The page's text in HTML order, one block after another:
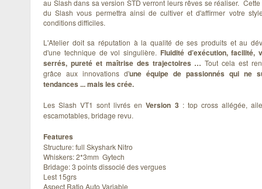
au Slash dans sa version STD verront leurs rêves se réaliser.
du Slash vous permettra ainsi de cultiver et d'affirmer votre
conditions difficiles.
L'Atelier doit sa réputation à la qualité de ses produits et au
d'une technique de vol singulière. Fluidité d’exécution, facilité,
serrés, pureté et maîtrise des trajectoires … Tout cela est
grâce aux innovations d'une équipe de passionnés qui ne
tendances ... mais les crée.
Les Slash VT1 sont livrés enVersion 3: top cross allégée,
escamotables, bridage revu.
Features
Structure: full Skyshark Nitro
Whiskers: 2*3mm Gytech
Bridage: 3 points dissocié des vergues
Lest 15grs
Aspect Ratio Auto Variable